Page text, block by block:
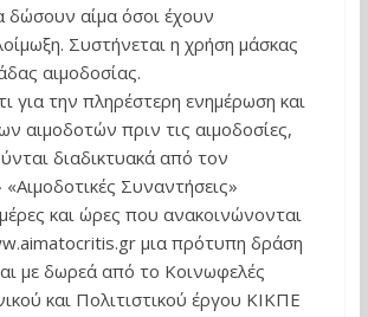
αίμα όσοι έχουν
Συστήνεται η χρήση μάσκας
αιμοδοσίας.
για την πληρέστερη ενημέρωση και
αιμοδοτών πριν τις αιμοδοσίες,
διαδικτυακά από τον
«Αιμοδοτικές Συναντήσεις»
και ώρες που ανακοινώνονται
μια πρότυπη δράση
με δωρεά από το Κοινωφελές
και Πολιτιστικού έργου ΚΙΚΠΕ